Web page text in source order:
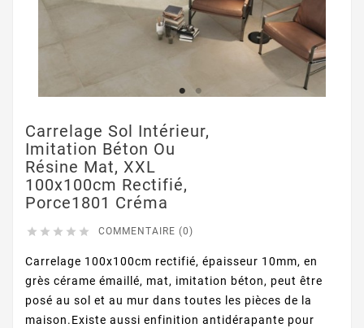
Carrelage Sol Intérieur,
Imitation Béton Ou
Résine Mat, XXL
100x100cm Rectifié,
Porce1801 Créma
     COMMENTAIRE (0)
Carrelage 100x100cm rectifié, épaisseur 10mm, en
grès cérame émaillé, mat, imitation béton, peut être
posé au sol et au mur dans toutes les pièces de la
maison.Existe aussi enfinition antidérapante pour